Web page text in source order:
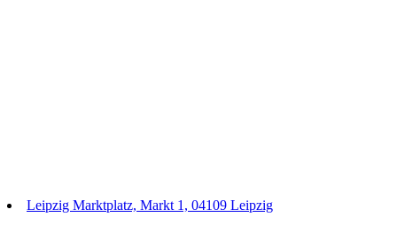
Leipzig Marktplatz, Markt 1, 04109 Leipzig